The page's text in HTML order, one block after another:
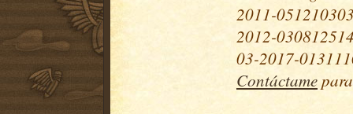
2011-
2012-
03-2017-
Contáctame